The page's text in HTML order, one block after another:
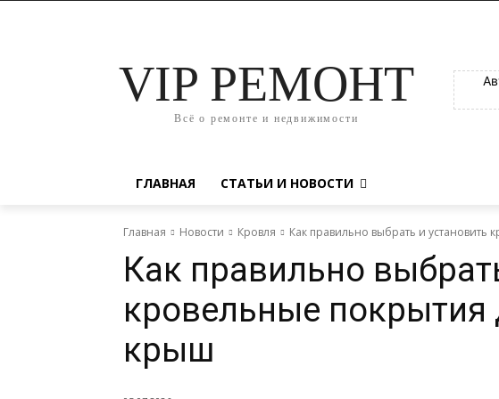
VIP РЕМОНТ
Всё о ремонте и недвижимости
ГЛАВНАЯ СТАТЬИ И НОВОСТИ
Главная Новости Кровля Как правильно выбрать и
Как правильно
кровельные
крыш